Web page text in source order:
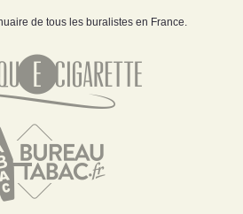
de tous les buralistes en France.